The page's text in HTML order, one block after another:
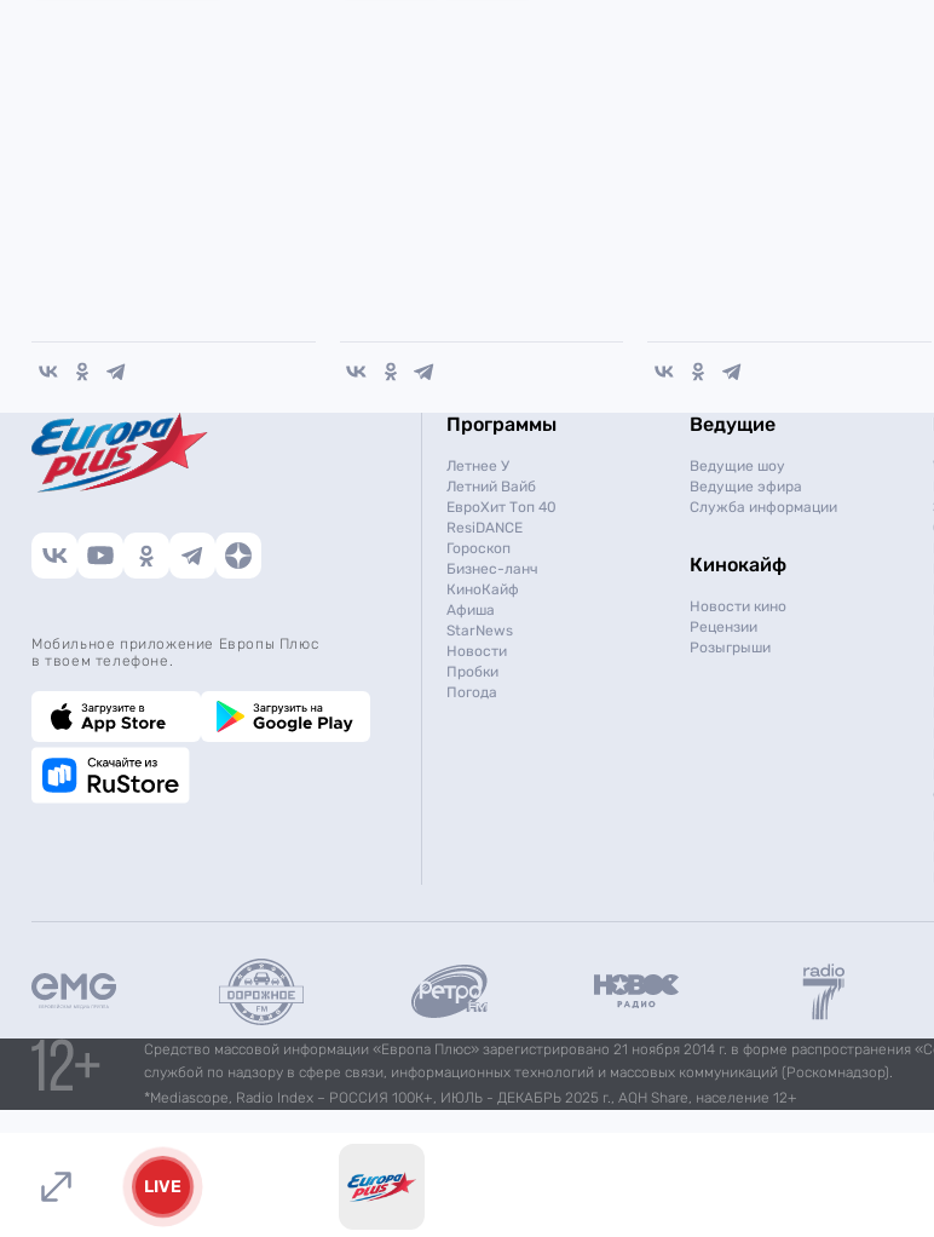
Мобильное приложение Европы Плюс
в твоем телефоне.
Программы
Летнее У
Летний Вайб
ЕвроХит Топ 40
ResiDANCE
Гороскоп
Бизнес-ланч
КиноКайф
Афиша
StarNews
Новости
Пробки
Погода
Ведущие
Ведущие шоу
Ведущие эфира
Служба информации
Кинокайф
Новости кино
Рецензии
Розыгрыши
Средство массовой информации «Европа Плюс» зарегистрировано 21 ноября 2014 г. в форме
службой по надзору в сфере связи, информационных технологий и массовых коммуникаций (Роскомнадзор).
*Mediascope, Radio Index – РОССИЯ 100К+, ИЮЛЬ - ДЕКАБРЬ 2025 г., AQH Share, население 12+
LIVE